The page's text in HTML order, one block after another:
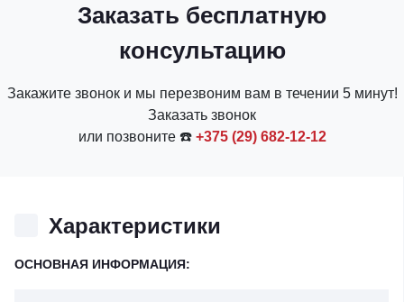
Заказать бесплатную
консультацию
Закажите звонок и мы перезвоним вам в течении 5 минут!
Заказать звонок
или позвоните ☎️ +375 (29) 682-12-12
Характеристики
ОСНОВНАЯ ИНФОРМАЦИЯ: